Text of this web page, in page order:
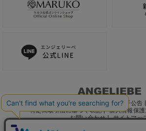
ご利用ガイド 会社概要 電子公告
特定商取引法に基づく表記
個人情報保
お問い合わせ
サイトマッ